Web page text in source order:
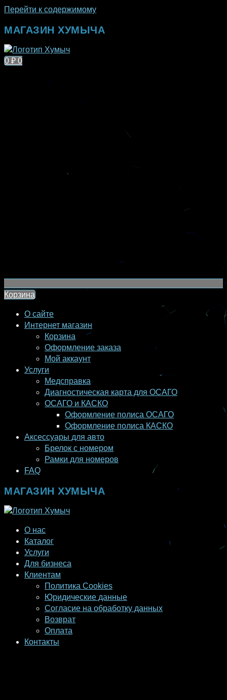
Перейти к содержимому
МАГАЗИН ХУМЫЧА
0 ₽ 0
Корзина
О сайте
Интернет магазин
Корзина
Оформление заказа
Мой аккаунт
Услуги
Медсправка
Диагностическая карта для ОСАГО
ОСАГО и КАСКО
Оформление полиса ОСАГО
Оформление полиса КАСКО
Аксессуары для авто
Брелок с номером
Рамки для номеров
FAQ
МАГАЗИН ХУМЫЧА
О нас
Каталог
Услуги
Для бизнеса
Клиентам
Политика Cookies
Юридические данные
Согласие на обработку данных
Возврат
Оплата
Контакты